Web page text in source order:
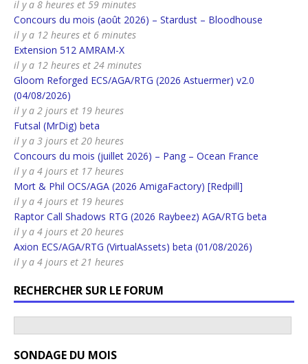
il y a 8 heures et 59 minutes
Concours du mois (août 2026) – Stardust – Bloodhouse
il y a 12 heures et 6 minutes
Extension 512 AMRAM-X
il y a 12 heures et 24 minutes
Gloom Reforged ECS/AGA/RTG (2026 Astuermer) v2.0
(04/08/2026)
il y a 2 jours et 19 heures
Futsal (MrDig) beta
il y a 3 jours et 20 heures
Concours du mois (juillet 2026) – Pang – Ocean France
il y a 4 jours et 17 heures
Mort & Phil OCS/AGA (2026 AmigaFactory) [Redpill]
il y a 4 jours et 19 heures
Raptor Call Shadows RTG (2026 Raybeez) AGA/RTG beta
il y a 4 jours et 20 heures
Axion ECS/AGA/RTG (VirtualAssets) beta (01/08/2026)
il y a 4 jours et 21 heures
RECHERCHER SUR LE FORUM
SONDAGE DU MOIS